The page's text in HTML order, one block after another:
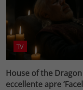
TV
House of the
eccellente apre